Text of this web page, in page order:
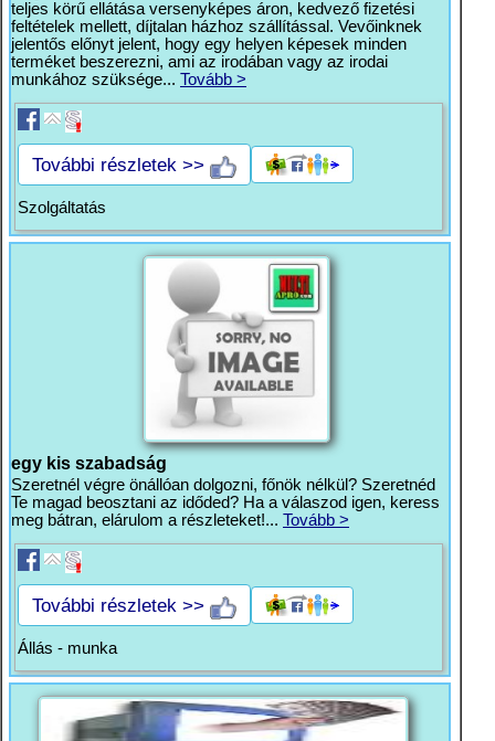
teljes körű ellátása versenyképes áron, kedvező fizetési
feltételek mellett, díjtalan házhoz szállítással. Vevőinknek
jelentős előnyt jelent, hogy egy helyen képesek minden
terméket beszerezni, ami az irodában vagy az irodai
munkához szüksége... Tovább >
További részletek >>
Szolgáltatás
egy kis szabadság
Szeretnél végre önállóan dolgozni, főnök nélkül? Szeretnéd
Te magad beosztani az időded? Ha a válaszod igen, keress
meg bátran, elárulom a részleteket!... Tovább >
További részletek >>
Állás - munka